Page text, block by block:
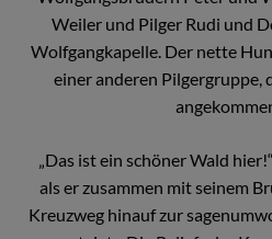
Weiler und Pilger Rudi und
Wolfgangkapelle. Der nette
einer anderen Pilgergruppe,
„Das ist ein schöner Wald
als er zusammen mit seinem
Kreuzweg hinauf zur